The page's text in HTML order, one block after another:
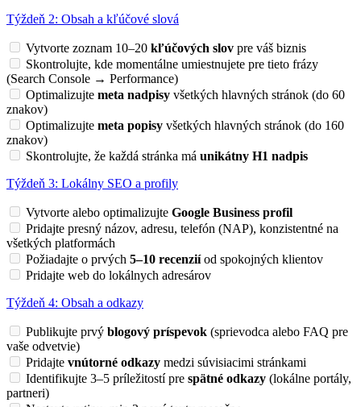
Týždeň 2: Obsah a kľúčové slová
Vytvorte zoznam 10–20 kľúčových slov pre váš biznis
Skontrolujte, kde momentálne umiestnujete pre tieto frázy
(Search Console → Performance)
Optimalizujte meta nadpisy všetkých hlavných stránok (do 60
znakov)
Optimalizujte meta popisy všetkých hlavných stránok (do 160
znakov)
Skontrolujte, že každá stránka má unikátny H1 nadpis
Týždeň 3: Lokálny SEO a profily
Vytvorte alebo optimalizujte Google Business profil
Pridajte presný názov, adresu, telefón (NAP), konzistentné na
všetkých platformách
Požiadajte o prvých 5–10 recenziíod spokojných klientov
Pridajte web do lokálnych adresárov
Týždeň 4: Obsah a odkazy
Publikujte prvý blogový príspevok (sprievodca alebo FAQ pre
vaše odvetvie)
Pridajte vnútorné odkazy medzi súvisiacimi stránkami
Identifikujte 3–5 príležitostí pre spätné odkazy (lokálne portály,
partneri)